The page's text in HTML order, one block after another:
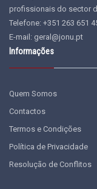
profissionais do sector
Telefone: +351 263 651
E-mail: geral@jonu.pt
Informações
Quem Somos
Contactos
Termos e Condições
Política de Privacidade
Resolução de Conflitos